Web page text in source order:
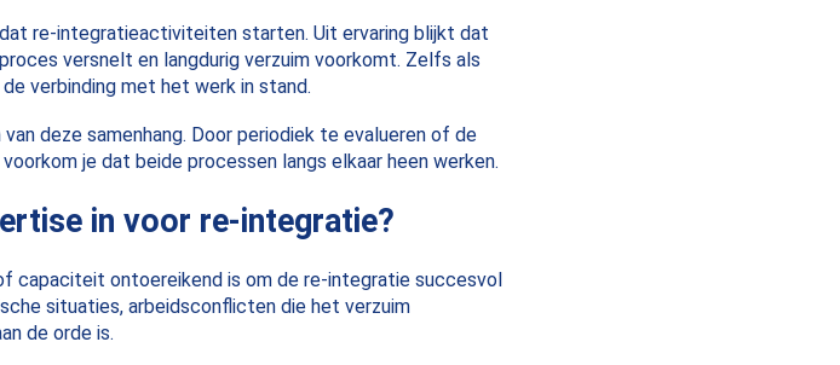
re-integratieactiviteiten starten. Uit ervaring blijkt dat
versnelt en langdurig verzuim voorkomt. Zelfs als
verbinding met het werk in stand.
deze samenhang. Door periodiek te evalueren of de
je dat beide processen langs elkaar heen werken.
in voor re-integratie?
capaciteit ontoereikend is om de re-integratie succesvol
situaties, arbeidsconflicten die het verzuim
de orde is.